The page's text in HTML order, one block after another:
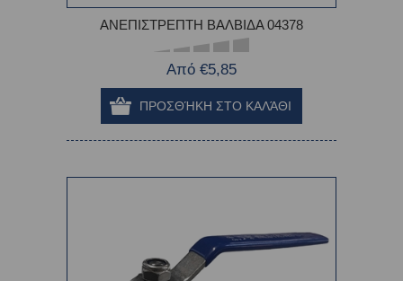
ΑΝΕΠΙΣΤΡΕΠΤΗ ΒΑΛΒΙΔΑ 04378
Από €5,85